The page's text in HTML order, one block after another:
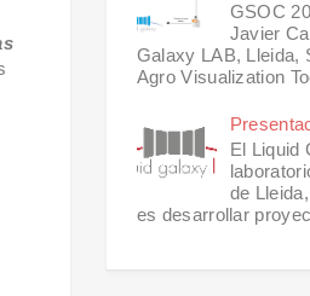
GSOC
Javier
Galaxy LAB, Lleida,
Agro Visualization
El Liquid
de
es desarrollar